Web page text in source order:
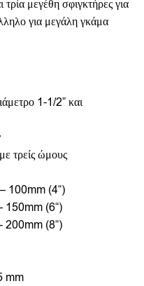
μεγέθη σφιγκτήρες για
για μεγάλη γκάμα
1-1/2” και
τρείς ώμους
100mm (4“)
150mm (6“)
200mm (8“)
mm